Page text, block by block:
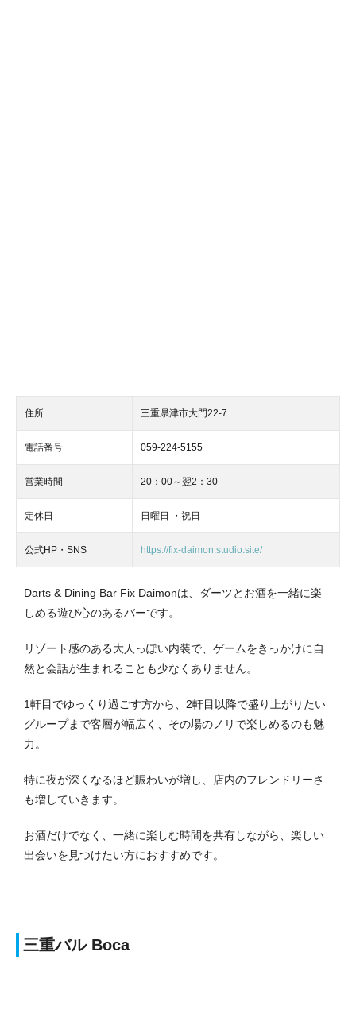
住所 三重県津市大門22-7
電話番号 059-224-5155
営業時間 20：00～翌2：30
定休日 日曜日 ・祝日
公式HP・SNS https://fix-daimon.studio.site/
Darts & Dining Bar Fix Daimonは、ダーツとお酒を一緒に楽
しめる遊び心のあるバーです。
リゾート感のある大人っぽい内装で、ゲームをきっかけに自
然と会話が生まれることも少なくありません。
1軒目でゆっくり過ごす方から、2軒目以降で盛り上がりたい
グループまで客層が幅広く、その場のノリで楽しめるのも魅
力。
特に夜が深くなるほど賑わいが増し、店内のフレンドリーさ
も増していきます。
お酒だけでなく、一緒に楽しむ時間を共有しながら、楽しい
出会いを見つけたい方におすすめです。
三重バル Boca